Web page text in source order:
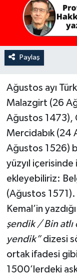
Paylaş
Ağustos ayı
Malazgirt (26
Ağustos 1473),
Mercidabık (24
Ağustos 1526)
yüzyıl
ekleyebiliriz:
(Ağustos 1571).
Kemal’in yazdığı
şendik / Bin
yendik”dizesi
ortak ifadesi
1500’lerdeki